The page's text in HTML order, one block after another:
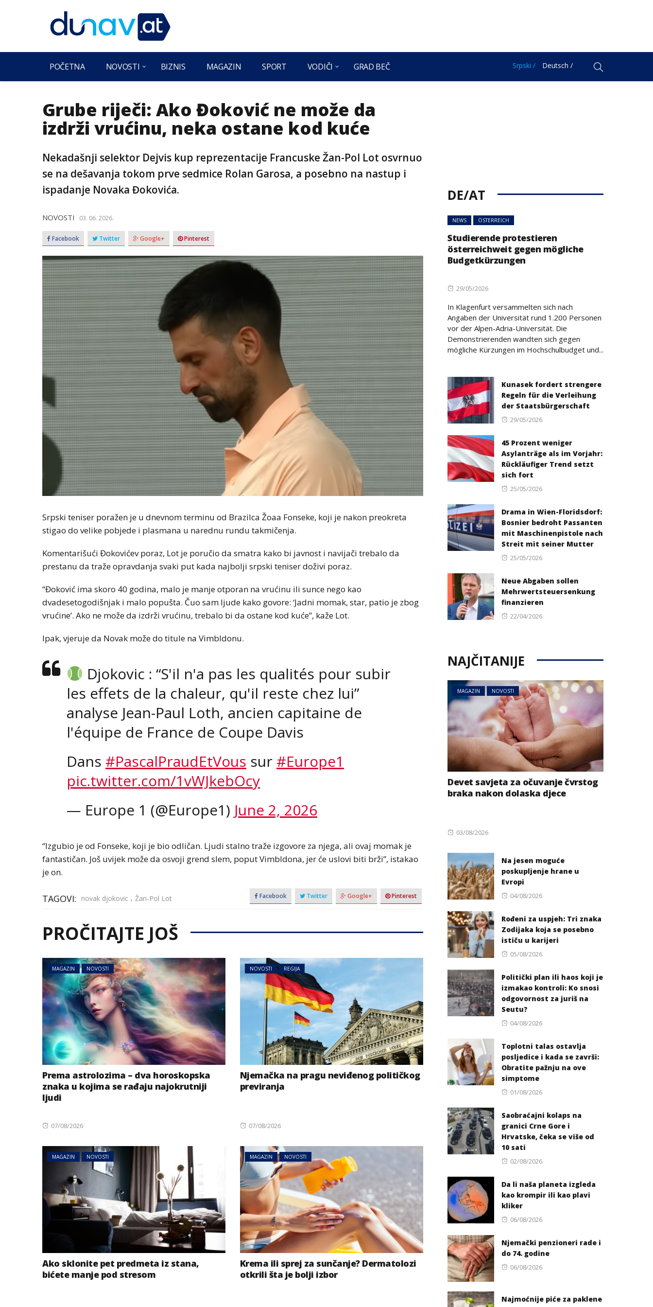
POČETNA NOVOSTI BIZNIS MAGAZIN SPORT VODIČI GRAD BEČ Srpski / Deutsch /
Grube riječi: Ako Đoković ne može da
izdrži vrućinu, neka ostane kod kuće
Nekadašnji selektor Dejvis kup reprezentacije Francuske Žan-Pol Lot osvrnuo
se na dešavanja tokom prve sedmice Rolan Garosa, a posebno na nastup i
ispadanje Novaka Đokovića.
NOVOSTI 03. 06. 2026.
Facebook Twitter Google+ Pinterest
Srpski teniser poražen je u dnevnom terminu od Brazilca Žoaa Fonseke, koji je nakon preokreta
stigao do velike pobjede i plasmana u narednu rundu takmičenja.
Komentarišući Đokovićev poraz, Lot je poručio da smatra kako bi javnost i navijači trebalo da
prestanu da traže opravdanja svaki put kada najbolji srpski teniser doživi poraz.
“Đoković ima skoro 40 godina, malo je manje otporan na vrućinu ili sunce nego kao
dvadesetogodišnjak i malo popušta. Čuo sam ljude kako govore: ‘Jadni momak, star, patio je zbog
vrućine’. Ako ne može da izdrži vrućinu, trebalo bi da ostane kod kuće”, kaže Lot.
Ipak, vjeruje da Novak može do titule na Vimbldonu.
Djokovic : “S'il n'a pas les qualités pour subir
les effets de la chaleur, qu'il reste chez lui”
analyse Jean-Paul Loth, ancien capitaine de
l'équipe de France de Coupe Davis
Dans #PascalPraudEtVous sur #Europe1
pic.twitter.com/1vWJkebOcy
— Europe 1 (@Europe1) June 2, 2026
“Izgubio je od Fonseke, koji je bio odličan. Ljudi stalno traže izgovore za njega, ali ovaj momak je
fantastičan. Još uvijek može da osvoji grend slem, poput Vimbldona, jer će uslovi biti brži”, istakao
je on.
TAGOVI: novak djokovic , Žan-Pol Lot Facebook Twitter Google+ Pinterest
PROČITAJTE JOŠ
MAGAZIN NOVOSTI
Prema astrolozima – dva horoskopska
znaka u kojima se rađaju najokrutniji
ljudi
Posted
07/08/2026
NOVOSTI REGIJA
Njemačka na pragu neviđenog političkog
previranja
Posted
07/08/2026
MAGAZIN NOVOSTI
Ako sklonite pet predmeta iz stana,
bićete manje pod stresom
MAGAZIN NOVOSTI
Krema ili sprej za sunčanje? Dermatolozi
otkrili šta je bolji izbor
DE/AT
NEWS ÖSTERREICH
Studierende protestieren
österreichweit gegen mögliche
Budgetkürzungen
Posted
29/05/2026
In Klagenfurt versammelten sich nach
Angaben der Universität rund 1.200 Personen
vor der Alpen-Adria-Universität. Die
Demonstrierenden wandten sich gegen
mögliche Kürzungen im Hochschulbudget und...
Kunasek fordert strengere
Regeln für die Verleihung
der Staatsbürgerschaft
Posted
29/05/2026
45 Prozent weniger
Asylanträge als im Vorjahr:
Rückläufiger Trend setzt
sich fort
Posted
25/05/2026
Drama in Wien-Floridsdorf:
Bosnier bedroht Passanten
mit Maschinenpistole nach
Streit mit seiner Mutter
Posted
25/05/2026
Neue Abgaben sollen
Mehrwertsteuersenkung
finanzieren
Posted
22/04/2026
NAJČITANIJE
MAGAZIN NOVOSTI
Devet savjeta za očuvanje čvrstog
braka nakon dolaska djece
Posted
03/08/2026
Na jesen moguće
poskupljenje hrane u
Evropi
Posted
04/08/2026
Rođeni za uspjeh: Tri znaka
Zodijaka koja se posebno
ističu u karijeri
Posted
05/08/2026
Politički plan ili haos koji je
izmakao kontroli: Ko snosi
odgovornost za juriš na
Seutu?
Posted
04/08/2026
Toplotni talas ostavlja
posljedice i kada se završi:
Obratite pažnju na ove
simptome
Posted
01/08/2026
Saobraćajni kolaps na
granici Crne Gore i
Hrvatske, čeka se više od
10 sati
Posted
02/08/2026
Da li naša planeta izgleda
kao krompir ili kao plavi
kliker
Posted
06/08/2026
Njemački penzioneri rade i
do 74. godine
Posted
06/08/2026
Najmoćnije piće za paklene